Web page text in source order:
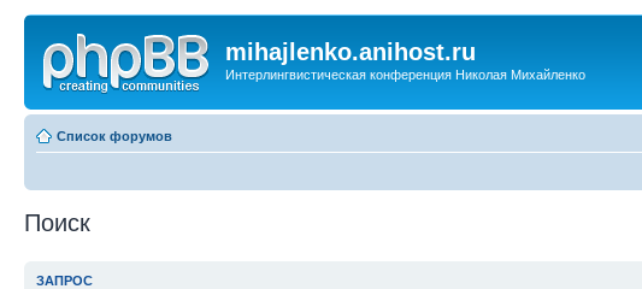
mihajlenko.anihost.ru
Интерлингвистическая конференция Николая Михайленко
Список форумов
Поиск
ЗАПРОС